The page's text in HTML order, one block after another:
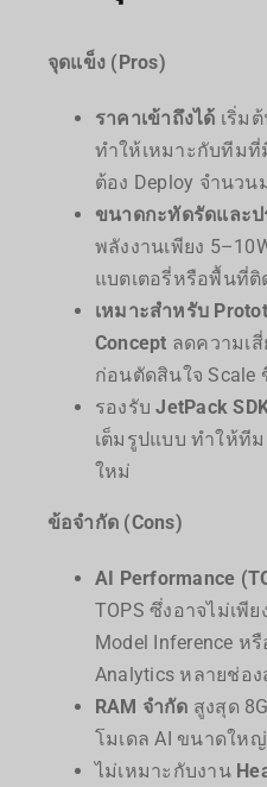
จุดแข็ง (Pros)
ราคาเข้าถึงได้ เริ่ม
ทำให้เหมาะกับทีมที่
ต้อง Deploy จำนวน
ขนาดกะทัดรัดและ
พลังงานเพียง
แบตเตอรี่หรือพื้นที่ติ
เหมาะสำหรับ
Concept ลดความเ
ก่อนตัดสินใจ Scale
รองรับJetPack
เต็มรูปแบบ ทำให้ทีม
ใหม่
ข้อจำกัด (Cons)
AI Performance
TOPS ซึ่งอาจไม่เพี
Model Inference ห
Analytics หลายช่
RAM จำกัด สูงสุด
โมเดล AI ขนาดใหญ่
ไม่เหมาะกับงาน